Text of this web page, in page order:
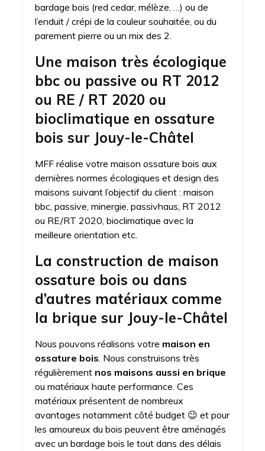
bardage bois (red cedar, mélèze, …) ou de
l’enduit / crépi de la couleur souhaitée, ou du
parement pierre ou un mix des 2.
Une maison très écologique
bbc ou passive ou RT 2012
ou RE / RT 2020 ou
bioclimatique en ossature
bois sur Jouy-le-Châtel
MFF réalise votre maison ossature bois aux
dernières normes écologiques et design des
maisons suivant l’objectif du client : maison
bbc, passive, minergie, passivhaus, RT 2012
ou RE/RT 2020, bioclimatique avec la
meilleure orientation etc.
La construction de maison
ossature bois ou dans
d’autres matériaux comme
la brique sur Jouy-le-Châtel
Nous pouvons réalisons votre maison en
ossature bois. Nous construisons très
régulièrement nos maisons aussi en brique
ou matériaux haute performance. Ces
matériaux présentent de nombreux
avantages notamment côté budget 😉 et pour
les amoureux du bois peuvent être aménagés
avec un bardage bois le tout dans des délais